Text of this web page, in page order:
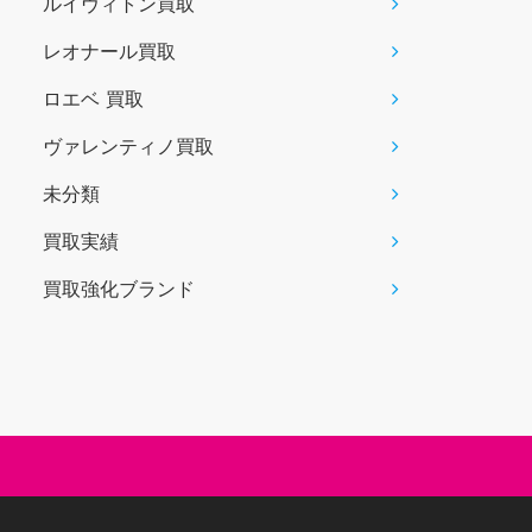
レオナール買取
ロエベ 買取
ヴァレンティノ買取
未分類
買取実績
買取強化ブランド